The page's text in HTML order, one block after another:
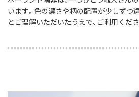
います。色の濃さや柄の配置が少しずつ
とご理解いただいたうえで、ご利用くださ